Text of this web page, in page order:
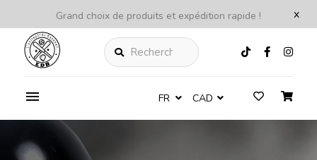
x
Grand choix de produits et expédition rapide !
Rechercher
FR CAD